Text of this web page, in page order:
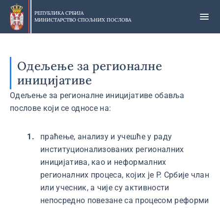
Прескочи
главни
део
РЕПУБЛИКА СРБИЈА
МИНИСТАРСТВО СПОЉНИХ ПОСЛОВА
Одељење за регионалне
иницијативе
Одељење за регионалне иницијативе обавља
послове који се односе на:
праћење, анализу и учешће у раду
институционализованих регионалних
иницијатива, као и неформалних
регионалних процеса, којих је Р. Србије члан
или учесник, а чије су активности
непосредно повезане са процесом реформи